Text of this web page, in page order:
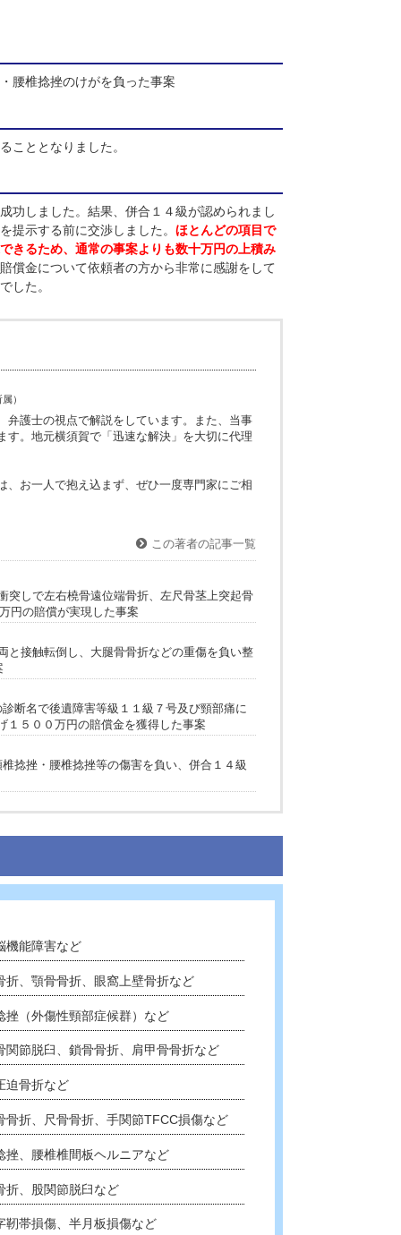
、頚椎捻挫・腰椎捻挫のけがを負った事案
し、受任することとなりました。
することに成功しました。結果、併合１４級が認められまし
手方が金額を提示する前に交渉しました。
賠責に請求できるため、通常の事案よりも数十万円の上積み
と最終的な賠償金について依頼者の方から非常に感謝をして
のポイントでした。
みに対して、弁護士の視点で解説をしています。また、当事
更新しています。地元横須賀で「迅速な解決」を大切に代理
お悩みの方は、お一人で抱え込まず、ぜひ一度専門家にご相
この著者の記事一覧
侵入をして衝突しで左右橈骨遠位端骨折、左尺骨茎上突起骨
認められ1300万円の賠償が実現した事案
した加害車両と接触転倒し、大腿骨骨折などの重傷を負い整
実現した事案
円以上を上げ１５００万円の賠償金を獲得した事案
が追突して頸椎捻挫・腰椎捻挫等の傷害を負い、併合１４級
の紹介
高次脳機能障害など
頬骨骨折、顎骨骨折、眼窩上壁骨折など